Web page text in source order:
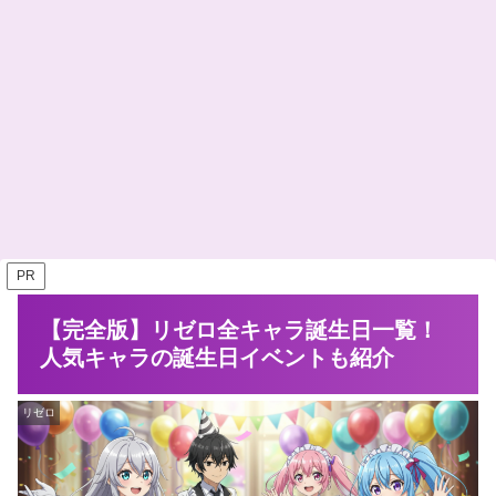
PR
【完全版】リゼロ全キャラ誕生日一覧！
人気キャラの誕生日イベントも紹介
リゼロ